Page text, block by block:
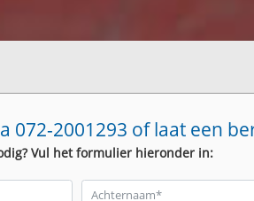
072-2001293 of laat een
Vul het formulier hieronder in: